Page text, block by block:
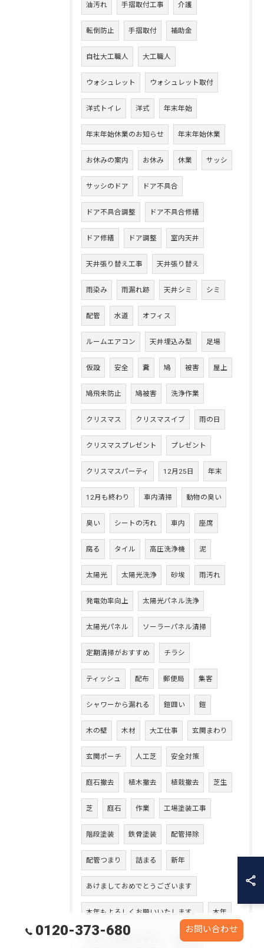
油汚れ 手摺取付工事 介護
転倒防止 手摺取付 補助金
自社大工職人 大工職人
ウォシュレット ウォシュレット取付
洋式トイレ 洋式 年末年始
年末年始休業のお知らせ 年末年始休業
お休みの案内 お休み 休業 サッシ
サッシのドア ドア不具合
ドア不具合調整 ドア不具合修繕
ドア修繕 ドア調整 室内天井
天井張り替え工事 天井張り替え
雨染み 雨漏れ跡 天井シミ シミ
配管 水道 オフィス
ルームエアコン 天井埋込み型 足場
仮設 安全 糞 鳩 被害 屋上
鳩飛来防止 鳩被害 洗浄作業
クリスマス クリスマスイブ 雨の日
クリスマスプレゼント プレゼント
クリスマスパーティ 12月25日 年末
12月も終わり 車内清掃 動物の臭い
臭い シートの汚れ 車内 座席
腐る タイル 高圧洗浄機 泥
太陽光 太陽光洗浄 砂埃 雨汚れ
発電効率向上 太陽光パネル洗浄
太陽光パネル ソーラーパネル清掃
定期清掃がおすすめ チラシ
ティッシュ 配布 郵便局 集客
シャワーから漏れる 鎧囲い 鎧
木の壁 木材 大工仕事 玄関まわり
玄関ポーチ 人工芝 安全対策
庭石撤去 植木撤去 植栽撤去 芝生
芝 庭石 作業 工場塗装工事
階段塗装 鉄骨塗装 配管掃除
配管つまり 詰まる 新年
あけましておめでとうございます
本年もよろしくお願いいたします。 本年
鳥取県
0120-373-680 お問い合わせ